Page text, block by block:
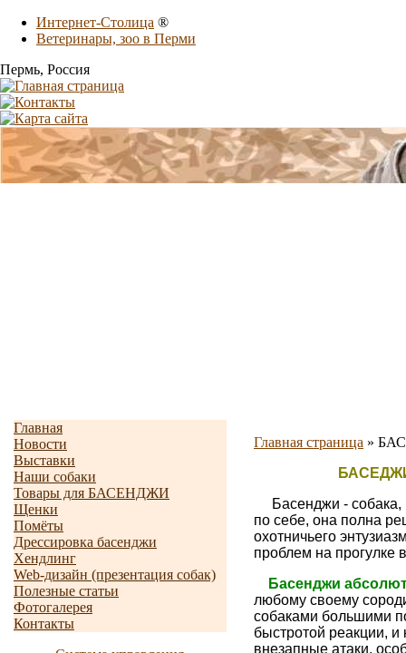
Интернет-Столица ®
Ветеринары, зоо в Перми
Пермь, Россия
Главная
Новости
Выставки
Наши собаки
Товары для БАСЕНДЖИ
Щенки
Помёты
Дрессировка басенджи
Хендлинг
Web-дизайн (презентация собак)
Полезные статьи
Фотогалерея
Контакты
Главная страница »
Басенджи - собака,
по себе, она полна
охотничьего
проблем на прогулке
Басенджи
любому своему
собаками большими
быстротой реакции, и
внезапные атаки,